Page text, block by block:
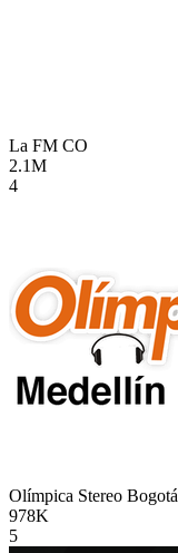
La FM CO
2.1M
4
Olímpica Stereo Bogotá
978K
5